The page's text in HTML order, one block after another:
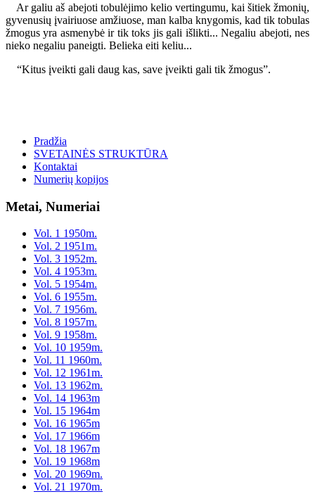
Ar galiu aš abejoti tobulėjimo kelio vertingumu, kai šitiek žmonių,
gyvenusių įvairiuose amžiuose, man kalba knygomis, kad tik tobulas
žmogus yra asmenybė ir tik toks jis gali išlikti... Negaliu abejoti, nes
nieko negaliu paneigti. Belieka eiti keliu...
“Kitus įveikti gali daug kas, save įveikti gali tik žmogus”.
Pradžia
SVETAINĖS STRUKTŪRA
Kontaktai
Numerių kopijos
Metai, Numeriai
Vol. 1 1950m.
Vol. 2 1951m.
Vol. 3 1952m.
Vol. 4 1953m.
Vol. 5 1954m.
Vol. 6 1955m.
Vol. 7 1956m.
Vol. 8 1957m.
Vol. 9 1958m.
Vol. 10 1959m.
Vol. 11 1960m.
Vol. 12 1961m.
Vol. 13 1962m.
Vol. 14 1963m
Vol. 15 1964m
Vol. 16 1965m
Vol. 17 1966m
Vol. 18 1967m
Vol. 19 1968m
Vol. 20 1969m.
Vol. 21 1970m.